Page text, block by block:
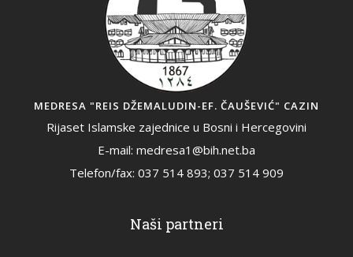
MEDRESA "REIS DŽEMALUDIN-EF. ČAUŠEVIĆ" CAZIN
Rijaset Islamske zajednice u Bosni i Hercegovini
E-mail: medresa1@bih.net.ba
Telefon/fax: 037 514 893; 037 514 909
Naši partneri